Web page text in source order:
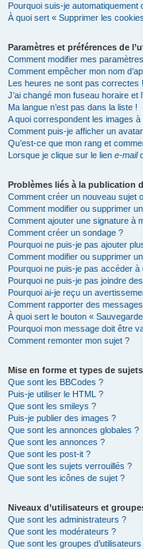
Pourquoi suis-je automatiquement
À quoi sert « Supprimer les
Paramètres et préférences de
Comment modifier mes
Comment empêcher mon nom
Les heures ne sont pas correctes !
J’ai changé mon fuseau horaire et
Ma langue n’est pas dans la liste !
A quoi correspondent les images
Comment puis-je afficher un
Qu’est-ce que mon rang et
Lorsque je clique sur le lien e-mail
Problèmes liés à la publication
Comment créer un nouveau sujet
Comment modifier ou supprimer
Comment ajouter une signature à
Comment créer un sondage ?
Pourquoi ne puis-je pas ajouter
Comment modifier ou supprimer
Pourquoi ne puis-je pas accéder à
Pourquoi ne puis-je pas joindre
Pourquoi ai-je reçu un
Comment rapporter des
À quoi sert le bouton «
Pourquoi mon message doit être
Comment remonter mon sujet ?
Mise en forme et types de sujets
Que sont les BBCodes ?
Puis-je utiliser le HTML ?
Que sont les smileys ?
Puis-je publier des images ?
Que sont les annonces globales ?
Que sont les annonces ?
Que sont les post-it ?
Que sont les sujets verrouillés ?
Que sont les icônes de sujet ?
Niveaux d’utilisateurs et
Que sont les administrateurs ?
Que sont les modérateurs ?
Que sont les groupes d’utilisateurs